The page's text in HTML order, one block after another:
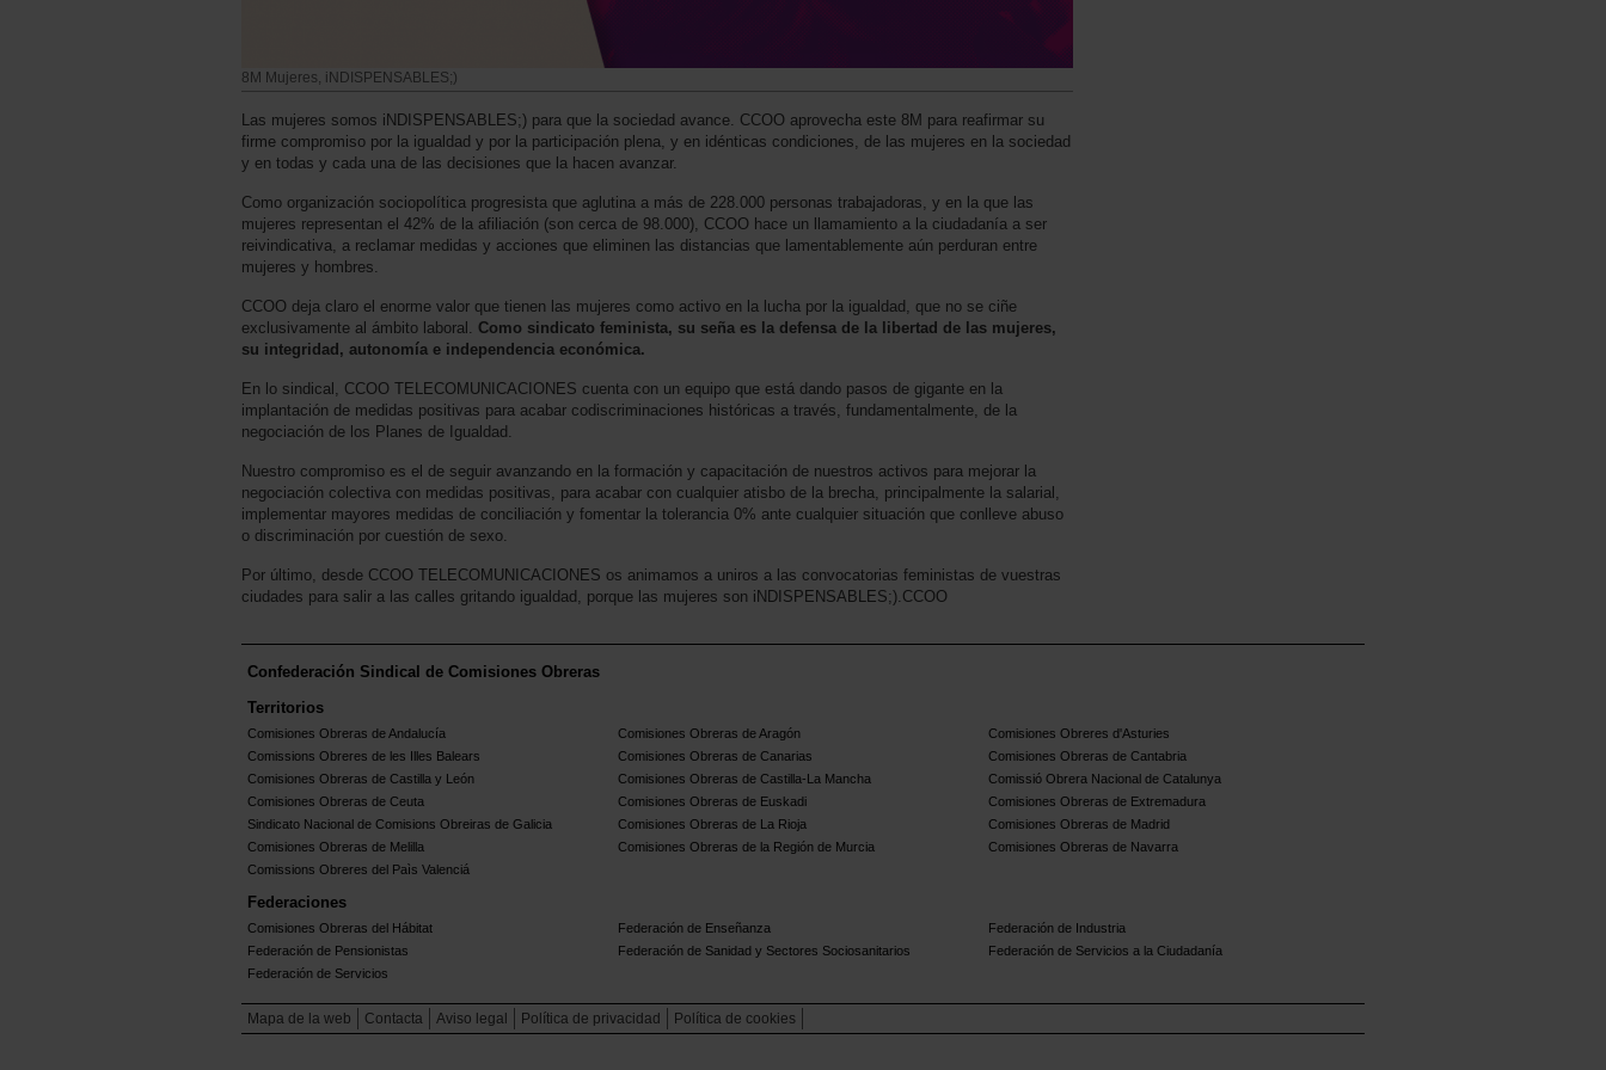
8M Mujeres, iNDISPENSABLES;)
Las mujeres somos iNDISPENSABLES;) para que la sociedad avance. CCOO aprovecha este 8M para reafirmar su
firme compromiso por la igualdad y por la participación plena, y en idénticas condiciones, de las mujeres en la sociedad
y en todas y cada una de las decisiones que la hacen avanzar.
Como organización sociopolítica progresista que aglutina a más de 228.000 personas trabajadoras, y en la que las
mujeres representan el 42% de la afiliación (son cerca de 98.000), CCOO hace un llamamiento a la ciudadanía a ser
reivindicativa, a reclamar medidas y acciones que eliminen las distancias que lamentablemente aún perduran entre
mujeres y hombres.
CCOO deja claro el enorme valor que tienen las mujeres como activo en la lucha por la igualdad, que no se ciñe
exclusivamente al ámbito laboral. Como sindicato feminista, su seña es la defensa de la libertad de las mujeres,
su integridad, autonomía e independencia económica.
En lo sindical, CCOO TELECOMUNICACIONES cuenta con un equipo que está dando pasos de gigante en la
implantación de medidas positivas para acabar codiscriminaciones históricas a través, fundamentalmente, de la
negociación de los Planes de Igualdad.
Nuestro compromiso es el de seguir avanzando en la formación y capacitación de nuestros activos para mejorar la
negociación colectiva con medidas positivas, para acabar con cualquier atisbo de la brecha, principalmente la salarial,
implementar mayores medidas de conciliación y fomentar la tolerancia 0% ante cualquier situación que conlleve abuso
o discriminación por cuestión de sexo.
Por último, desde CCOO TELECOMUNICACIONES os animamos a uniros a las convocatorias feministas de vuestras
ciudades para salir a las calles gritando igualdad, porque las mujeres son iNDISPENSABLES;).CCOO
Confederación Sindical de Comisiones Obreras
Territorios
Comisiones Obreras de Andalucía Comisiones Obreras de Aragón
Comisiones Obreres d'Asturies
Comissions Obreres de les Illes Balears
Comisiones Obreras de Canarias
Comisiones Obreras de Cantabria
Comisiones Obreras de Castilla y León
Comisiones Obreras de Castilla-La Mancha
Comissió Obrera Nacional de Catalunya
Comisiones Obreras de Ceuta
Comisiones Obreras de Euskadi
Comisiones Obreras de Extremadura
Sindicato Nacional de Comisions Obreiras de Galicia
Comisiones Obreras de La Rioja
Comisiones Obreras de Madrid
Comisiones Obreras de Melilla
Comisiones Obreras de la Región de Murcia
Comisiones Obreras de Navarra
Comissions Obreres del Paìs Valenciá
Federaciones
Comisiones Obreras del Hábitat Federación de Enseñanza
Federación de Industria
Federación de Pensionistas
Federación de Sanidad y Sectores Sociosanitarios
Federación de Servicios a la Ciudadanía
Federación de Servicios
Mapa de la web Contacta Aviso legal Política de privacidad Política de cookies